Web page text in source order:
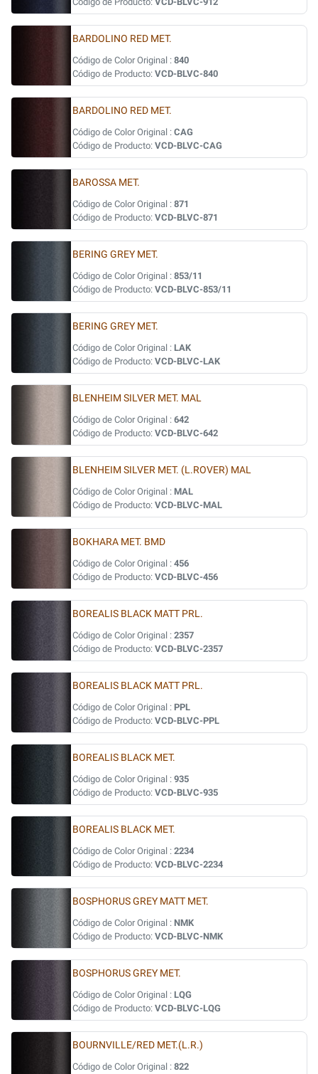
BARDOLINO RED MET.
Código de Color Original : 840
Código de Producto: VCD-BLVC-840
BARDOLINO RED MET.
Código de Color Original : CAG
Código de Producto: VCD-BLVC-CAG
BAROSSA MET.
Código de Color Original : 871
Código de Producto: VCD-BLVC-871
BERING GREY MET.
Código de Color Original : 853/11
Código de Producto: VCD-BLVC-853/11
BERING GREY MET.
Código de Color Original : LAK
Código de Producto: VCD-BLVC-LAK
BLENHEIM SILVER MET. MAL
Código de Color Original : 642
Código de Producto: VCD-BLVC-642
BLENHEIM SILVER MET. (L.ROVER) MAL
Código de Color Original : MAL
Código de Producto: VCD-BLVC-MAL
BOKHARA MET. BMD
Código de Color Original : 456
Código de Producto: VCD-BLVC-456
BOREALIS BLACK MATT PRL.
Código de Color Original : 2357
Código de Producto: VCD-BLVC-2357
BOREALIS BLACK MATT PRL.
Código de Color Original : PPL
Código de Producto: VCD-BLVC-PPL
BOREALIS BLACK MET.
Código de Color Original : 935
Código de Producto: VCD-BLVC-935
BOREALIS BLACK MET.
Código de Color Original : 2234
Código de Producto: VCD-BLVC-2234
BOSPHORUS GREY MATT MET.
Código de Color Original : NMK
Código de Producto: VCD-BLVC-NMK
BOSPHORUS GREY MET.
Código de Color Original : LQG
Código de Producto: VCD-BLVC-LQG
BOURNVILLE/RED MET.(L.R.)
Código de Color Original : 822